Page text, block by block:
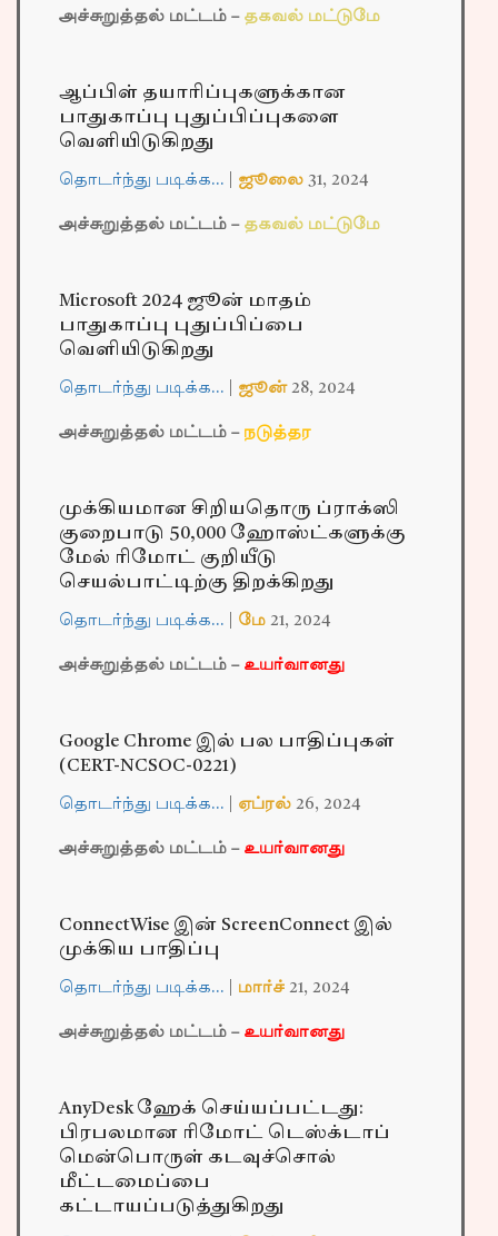
அச்சுறுத்தல் மட்டம் – தகவல் மட்டுமே
ஆப்பிள் தயாரிப்புகளுக்கான
பாதுகாப்பு புதுப்பிப்புகளை
வெளியிடுகிறது
தொடர்ந்து படிக்க… ஜூலை 31, 2024
அச்சுறுத்தல் மட்டம் – தகவல் மட்டுமே
Microsoft 2024 ஜூன் மாதம்
பாதுகாப்பு புதுப்பிப்பை
வெளியிடுகிறது
தொடர்ந்து படிக்க… ஜூன் 28, 2024
அச்சுறுத்தல் மட்டம் – நடுத்தர
முக்கியமான சிறியதொரு ப்ராக்ஸி
குறைபாடு 50,000 ஹோஸ்ட்களுக்கு
மேல் ரிமோட் குறியீடு
செயல்பாட்டிற்கு திறக்கிறது
தொடர்ந்து படிக்க… மே 21, 2024
அச்சுறுத்தல் மட்டம் – உயர்வானது
Google Chrome இல் பல பாதிப்புகள்
(CERT-NCSOC-0221)
தொடர்ந்து படிக்க… ஏப்ரல் 26, 2024
அச்சுறுத்தல் மட்டம் – உயர்வானது
ConnectWise இன் ScreenConnect இல்
முக்கிய பாதிப்பு
தொடர்ந்து படிக்க… மார்ச் 21, 2024
அச்சுறுத்தல் மட்டம் – உயர்வானது
AnyDesk ஹேக் செய்யப்பட்டது:
பிரபலமான ரிமோட் டெஸ்க்டாப்
மென்பொருள் கடவுச்சொல்
மீட்டமைப்பை
கட்டாயப்படுத்துகிறது